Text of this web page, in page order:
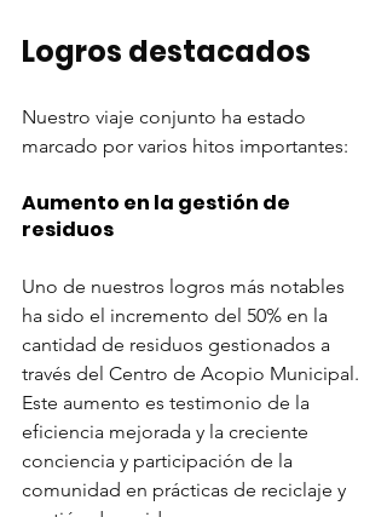
Logros destacados
Nuestro viaje conjunto ha estado
marcado por varios hitos importantes:
Aumento en la gestión de
residuos
Uno de nuestros logros más notables
ha sido el incremento del 50% en la
cantidad de residuos gestionados a
través del Centro de Acopio Municipal.
Este aumento es testimonio de la
eficiencia mejorada y la creciente
conciencia y participación de la
comunidad en prácticas de reciclaje y